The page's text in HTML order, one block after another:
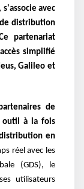
avec
distribution
partenariat
simplifié
Galileo et
de
outil à la fois
en
réel avec les
(GDS), le
utilisateurs